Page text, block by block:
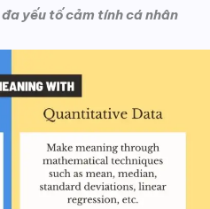
yếu tố cảm tính cá nhân